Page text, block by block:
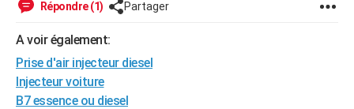
LIFESTYLE
Art de vivre
Bien-être
Loisirs
Mode
Modes de vie
SANTE
Alimentation
Guide de la santé
Maladies
Médicaments
Sommeil
VOYAGE
Répondre (1) Partager
A voir également:
Prise d'air injecteur diesel
Injecteur voiture
B7 essence ou diesel